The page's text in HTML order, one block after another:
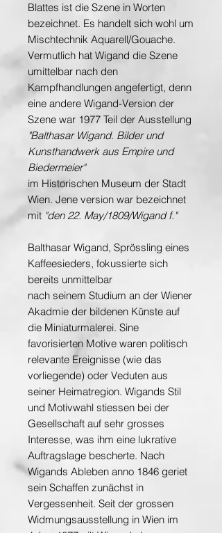
Blattes ist die Szene in Worten
bezeichnet. Es handelt sich wohl um
Mischtechnik Aquarell/Gouache.
Vermutlich hat Wigand die Szene
umittelbar nach den
Kampfhandlungen angefertigt, denn
eine andere Wigand-Version der
Szene war 1977 Teil der Ausstellung
"Balthasar Wigand. Bilder und
Kunsthandwerk aus Empire und
Biedermeier"
im Historischen Museum der Stadt
Wien. Jene version war bezeichnet
mit "den 22. May/1809/Wigand f."
Balthasar Wigand, Sprössling eines
Kaffeesieders, fokussierte sich
bereits unmittelbar
nach seinem Studium an der Wiener
Akadmie der bildenen Künste auf
die Miniaturmalerei. Sine
favorisierten Motive waren politisch
relevante Ereignisse (wie das
vorliegende) oder Veduten aus
seiner Heimatregion. Wigands Stil
und Motivwahl stiessen bei der
Gesellschaft auf sehr grosses
Interesse, was ihm eine lukrative
Auftragslage bescherte. Nach
Wigands Ableben anno 1846 geriet
sein Schaffen zunächst in
Vergessenheit. Seit der grossen
Widmungsausstellung in Wien im